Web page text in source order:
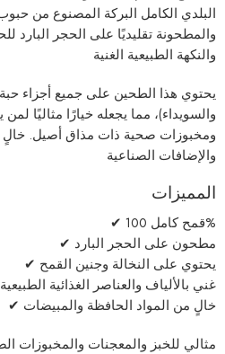
البلدي الكامل البركة
والمطحونة تقليديًا على الحجر البارد
والنكهة الطبيعية الغنية
يحتوي هذا الطحين على جميع أجزاء حبة
والسويداء)، مما يجعله خيارًا مثاليًا
ومخبوزات صحية ذات مذاق أصيل. خالٍ
والإضافات الصناعية
المميزات
✔ قمح كامل 100%
✔ مطحون على الحجر البارد
✔ يحتوي على النخالة وجنين القمح
✔ غني بالألياف والعناصر الغذائية الطبيعية
✔ خالٍ من المواد الحافظة والمبيضات
✔ مثالي للخبز والمعجنات والمخبوزات